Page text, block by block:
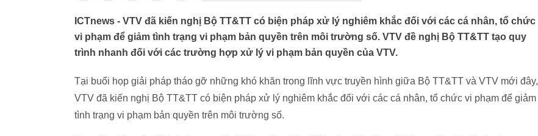
ICTnews - VTV đã kiến nghị Bộ TT&TT có biện pháp xử lý nghiêm khắc đối với các cá nhân, tổ chức
vi phạm để giảm tình trạng vi phạm bản quyền trên môi trường số. VTV đề nghị Bộ TT&TT tạo quy
trình nhanh đối với các trường hợp xử lý vi phạm bản quyền của VTV.
Tại buổi họp giải pháp tháo gỡ những khó khăn trong lĩnh vực truyền hình giữa Bộ TT&TT và VTV mới đây,
VTV đã kiến nghị Bộ TT&TT có biện pháp xử lý nghiêm khắc đối với các cá nhân, tổ chức vi phạm để giảm
tình trạng vi phạm bản quyền trên môi trường số.